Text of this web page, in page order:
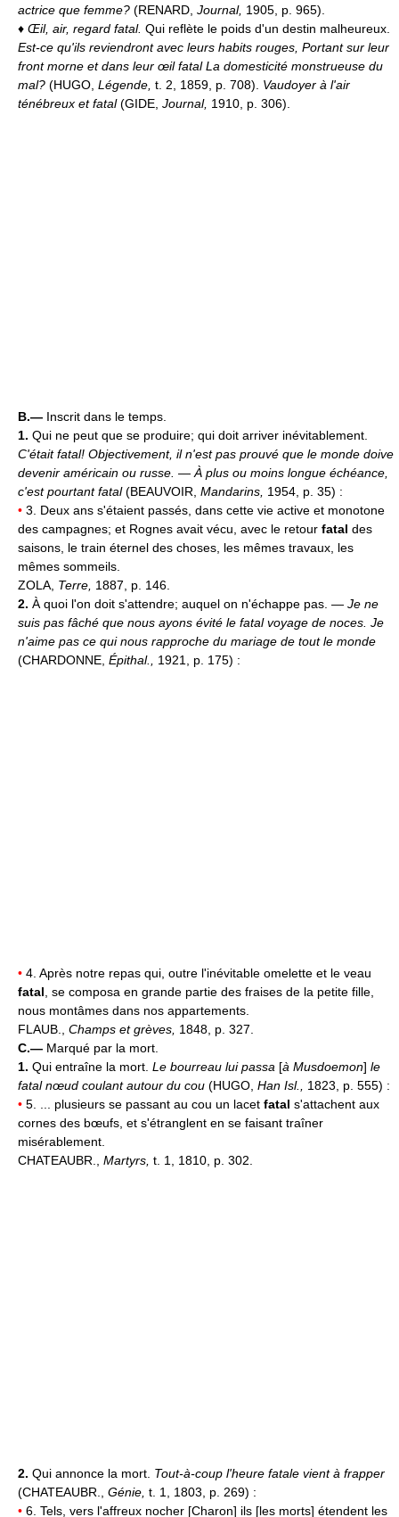
actrice que femme? (RENARD, Journal, 1905, p. 965).
♦ Œil, air, regard fatal. Qui reflète le poids d'un destin malheureux.
Est-ce qu'ils reviendront avec leurs habits rouges, Portant sur leur
front morne et dans leur œil fatal La domesticité monstrueuse du
mal? (HUGO, Légende, t. 2, 1859, p. 708). Vaudoyer à l'air
ténébreux et fatal(GIDE, Journal, 1910, p. 306).
B.— Inscrit dans le temps.
1. Qui ne peut que se produire; qui doit arriver inévitablement.
C'était fatal! Objectivement, il n'est pas prouvé que le monde doive
devenir américain ou russe. — À plus ou moins longue échéance,
c'est pourtant fatal(BEAUVOIR, Mandarins, 1954, p. 35) :
• 3. Deux ans s'étaient passés, dans cette vie active et monotone
des campagnes; et Rognes avait vécu, avec le retour fatal des
saisons, le train éternel des choses, les mêmes travaux, les
mêmes sommeils.
ZOLA, Terre, 1887, p. 146.
2. À quoi l'on doit s'attendre; auquel on n'échappe pas. — Je ne
suis pas fâché que nous ayons évité le fatal voyage de noces. Je
n'aime pas ce qui nous rapproche du mariage de tout le monde
(CHARDONNE, Épithal., 1921, p. 175) :
• 4. Après notre repas qui, outre l'inévitable omelette et le veau
fatal, se composa en grande partie des fraises de la petite fille,
nous montâmes dans nos appartements.
FLAUB., Champs et grèves, 1848, p. 327.
C.— Marqué par la mort.
1. Qui entraîne la mort. Le bourreau lui passa [à Musdoemon] le
fatal nœud coulant autour du cou (HUGO, Han Isl., 1823, p. 555) :
• 5. ... plusieurs se passant au cou un lacet fatal s'attachent aux
cornes des bœufs, et s'étranglent en se faisant traîner
misérablement.
CHATEAUBR., Martyrs, t. 1, 1810, p. 302.
2. Qui annonce la mort. Tout-à-coup l'heure fatale vient à frapper
(CHATEAUBR., Génie, t. 1, 1803, p. 269) :
• 6. Tels, vers l'affreux nocher [Charon] ils [les morts] étendent les